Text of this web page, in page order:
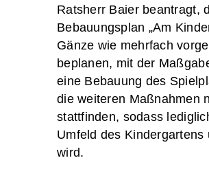
Ratsherr Baier beantragt,
Bebauungsplan „Am
Gänze wie mehrfach
beplanen, mit der
eine Bebauung des
die weiteren Maßnahmen
stattfinden, sodass
Umfeld des Kindergartens
wird.